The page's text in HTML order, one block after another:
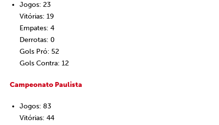
Jogos: 23
Vitórias: 19
Empates: 4
Derrotas: 0
Gols Pró: 52
Gols Contra: 12
Campeonato Paulista
Jogos: 83
Vitórias: 44